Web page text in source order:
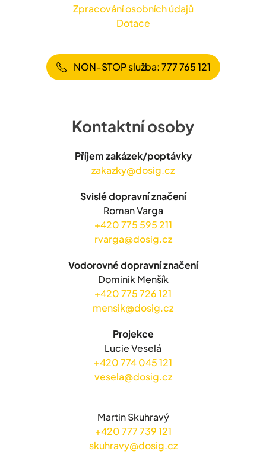
Zpracování osobních údajů
Dotace
NON-STOP služba: 777 765 121
Kontaktní osoby
Příjem zakázek/poptávky
zakazky@dosig.cz
Svislé dopravní značení
Roman Varga
+420 775 595 211
rvarga@dosig.cz
Vodorovné dopravní značení
Dominik Menšík
+420 775 726 121
mensik@dosig.cz
Projekce
Lucie Veselá
+420 774 045 121
vesela@dosig.cz
Martin Skuhravý
+420 777 739 121
skuhravy@dosig.cz